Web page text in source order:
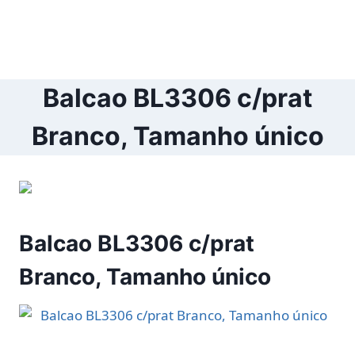
Balcao BL3306 c/prat
Branco, Tamanho único
Balcao BL3306 c/prat
Branco, Tamanho único